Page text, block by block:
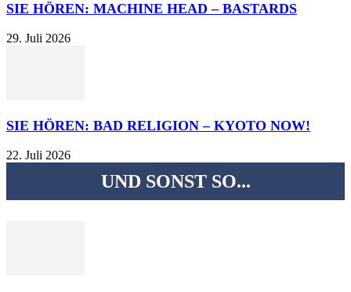
SIE HÖREN: MACHINE HEAD – BASTARDS
29. Juli 2026
SIE HÖREN: BAD RELIGION – KYOTO NOW!
22. Juli 2026
UND SONST SO...